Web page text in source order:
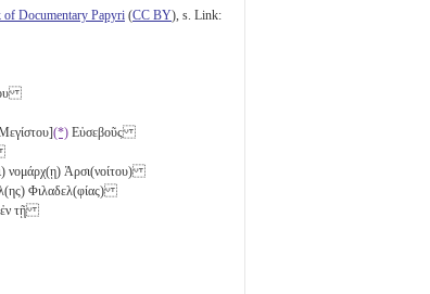
of Documentary Papyri (CC BY), s. Link:
(*) Εὐσεβοῦς
νομάρχ(ῃ) Ἀρσι(νοίτου)
Φιλαδελ(φίας)
ἐν τῇ